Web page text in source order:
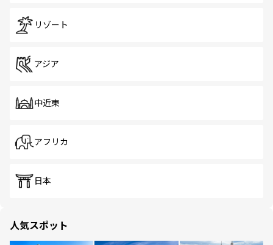
リゾート
アジア
中近東
アフリカ
日本
人気スポット